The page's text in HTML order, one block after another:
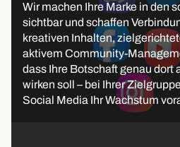
Wir machen Ihre Marke in den
sichtbar und schaffen
kreativen Inhalten,
aktivem Community-
dass Ihre Botschaft genau dort
wirken soll – bei Ihrer
Social Media Ihr Wachstum